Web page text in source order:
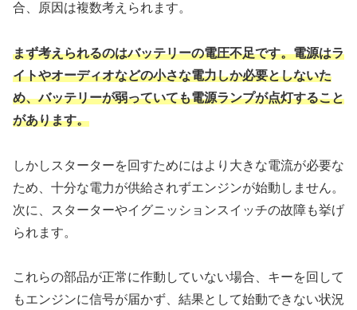
合、原因は複数考えられます。
まず考えられるのはバッテリーの電圧不足です。電源はラ
イトやオーディオなどの小さな電力しか必要としないた
め、バッテリーが弱っていても電源ランプが点灯すること
があります。
しかしスターターを回すためにはより大きな電流が必要な
ため、十分な電力が供給されずエンジンが始動しません。
次に、スターターやイグニッションスイッチの故障も挙げ
られます。
これらの部品が正常に作動していない場合、キーを回して
もエンジンに信号が届かず、結果として始動できない状況